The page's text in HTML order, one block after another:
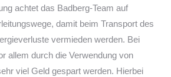
achtet das Badberg-Team auf
damit beim Transport des
vermieden werden. Bei
allem durch die Verwendung von
viel Geld gespart werden. Hierbei